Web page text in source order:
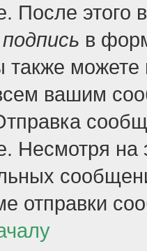
После этого
в
можете
вашим
Несмотря на
отправки